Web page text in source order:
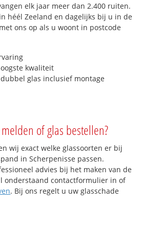
elk jaar meer dan 2.400 ruiten.
héél Zeeland en dagelijks bij u in de
ons op als u woont in postcode
kwaliteit
glas inclusief montage
of glas bestellen?
wij exact welke glassoorten er bij
in Scherpenisse passen.
advies bij het maken van de
onderstaand contactformulier in of
. Bij ons regelt u uw glasschade